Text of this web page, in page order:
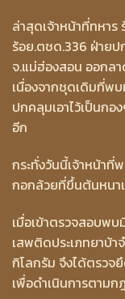
ล่าสุดเจ้าหน้าที่ทหาร
ร้อย.ตชด.336 ฝ่ายป
จ.แม่ฮ่องสอน ออกล
เนื่องจากชุดเดิมที่พบ
ปกคลุมเอาไว้เป็นกอ
อีก
กระทั่งวันนี้เจ้าหน้าที่
กอกล้วยที่ขึ้นต้นหนา
เมื่อเข้าตรวจสอบพบ
เสพติดประเภทยาบ้
กิโลกรัม จึงได้ตรวจ
เพื่อดำเนินการตามก